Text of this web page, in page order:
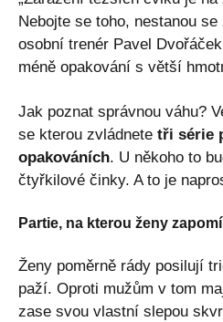
Nebojte se toho, nestanou
osobní trenér Pavel
méně opakování s větší
Jak poznat správnou váhu?
se kterou zvládnete tři série
opakováních. U někoho to
čtyřkilové činky. A to je
Partie, na kterou ženy
Ženy poměrně rády posilují
paží. Oproti mužům v tom
zase svou vlastní slepou